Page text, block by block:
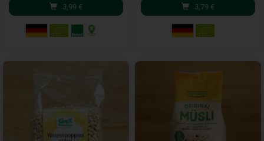
3,99 € 3,79 €